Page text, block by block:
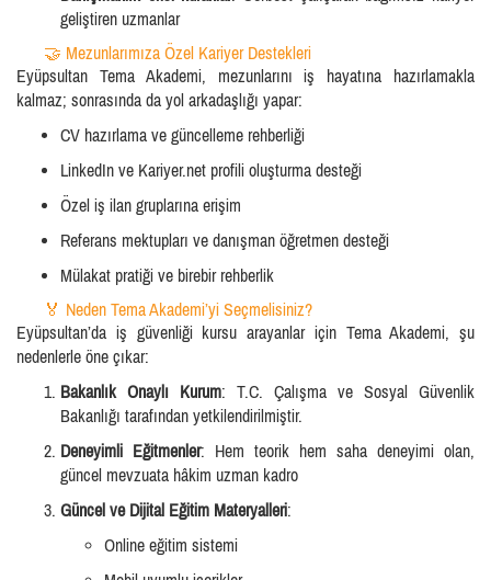
geliştiren uzmanlar
🤝 Mezunlarımıza Özel Kariyer Destekleri
Eyüpsultan Tema Akademi, mezunlarını iş hayatına hazırlamakla
kalmaz; sonrasında da yol arkadaşlığı yapar:
CV hazırlama ve güncelleme rehberliği
LinkedIn ve Kariyer.net profili oluşturma desteği
Özel iş ilan gruplarına erişim
Referans mektupları ve danışman öğretmen desteği
Mülakat pratiği ve birebir rehberlik
🏅 Neden Tema Akademi’yi Seçmelisiniz?
Eyüpsultan’da iş güvenliği kursu arayanlar için Tema Akademi, şu
nedenlerle öne çıkar:
Bakanlık Onaylı Kurum: T.C. Çalışma ve Sosyal Güvenlik
Bakanlığı tarafından yetkilendirilmiştir.
Deneyimli Eğitmenler: Hem teorik hem saha deneyimi olan,
güncel mevzuata hâkim uzman kadro
Güncel ve Dijital Eğitim Materyalleri:
Online eğitim sistemi